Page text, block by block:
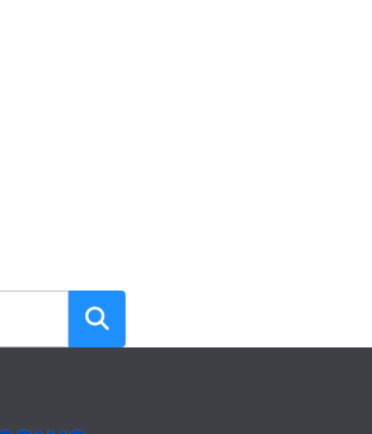
Search